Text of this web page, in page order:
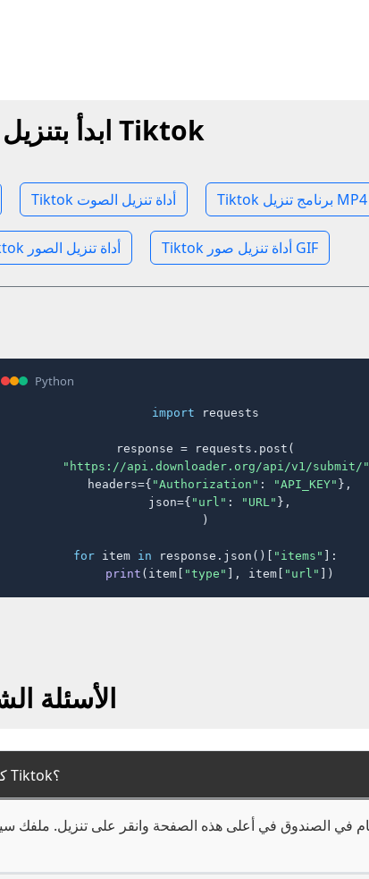
ابدأ بتنزيل المحتوى من Tiktok
Tiktok أداة تنزيل الصوت Tiktok برنامج تنزيل MP4
Tiktok أداة تنزيل الصور Tiktok أداة تنزيل صور GIF
Python
import requests
response = requests.post(
"https://api.downloader.org/api/v1/submit/"
    headers={
"Authorization" : "API_KEY" },
    json={
"url" : "URL" },
)
for item in response.json()[ "items" ]:
print (item[ "type" ], item[ "url" ])
الأسئلة
1. كيف يمكنني استخدام برنامج التنزيل لحفظ المحتوى من Tiktok؟